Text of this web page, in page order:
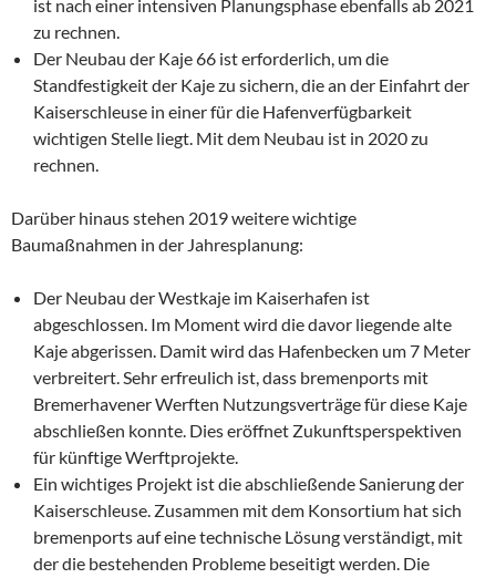
ist nach einer intensiven Planungsphase ebenfalls ab 2021
zu rechnen.
Der Neubau der Kaje 66 ist erforderlich, um die
Standfestigkeit der Kaje zu sichern, die an der Einfahrt der
Kaiserschleuse in einer für die Hafenverfügbarkeit
wichtigen Stelle liegt. Mit dem Neubau ist in 2020 zu
rechnen.
Darüber hinaus stehen 2019 weitere wichtige
Baumaßnahmen in der Jahresplanung:
Der Neubau der Westkaje im Kaiserhafen ist
abgeschlossen. Im Moment wird die davor liegende alte
Kaje abgerissen. Damit wird das Hafenbecken um 7 Meter
verbreitert. Sehr erfreulich ist, dass bremenports mit
Bremerhavener Werften Nutzungsverträge für diese Kaje
abschließen konnte. Dies eröffnet Zukunftsperspektiven
für künftige Werftprojekte.
Ein wichtiges Projekt ist die abschließende Sanierung der
Kaiserschleuse. Zusammen mit dem Konsortium hat sich
bremenports auf eine technische Lösung verständigt, mit
der die bestehenden Probleme beseitigt werden. Die